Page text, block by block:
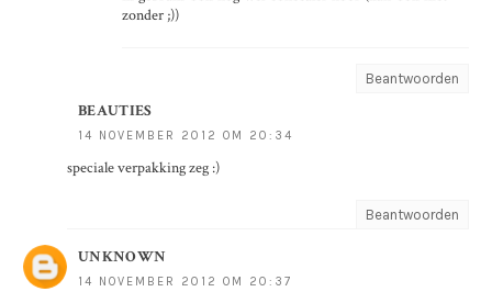
zonder ;))
Beantwoorden
BEAUTIES
14 NOVEMBER 2012 OM 20:34
speciale verpakking zeg :)
Beantwoorden
UNKNOWN
14 NOVEMBER 2012 OM 20:37